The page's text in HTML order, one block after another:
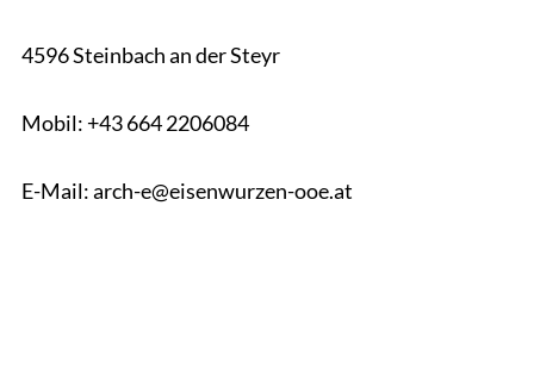
4596 Steinbach an der Steyr
Mobil: +43 664 2206084
E-Mail: arch-e@eisenwurzen-ooe.at